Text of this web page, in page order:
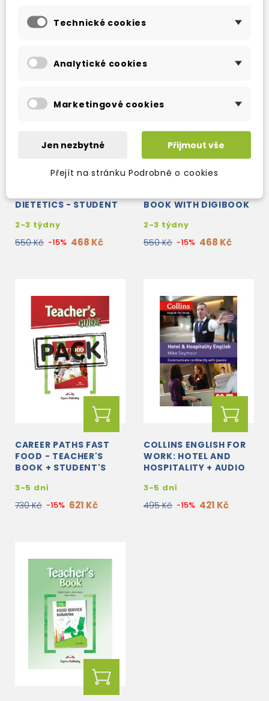
CAREER PATHS
DIETETICS - STUDENT
DIGIBOOK APP.
2-3 týdny
550 Kč -15% 468 Kč
BOOK WITH DIGIBOOK
2-3 týdny
550 Kč -15% 468 Kč
CAREER PATHS FAST
FOOD - TEACHER'S
BOOK + STUDENT'S
PLATFORM
APPLICATION WITH
3-5 dní
730 Kč -15% 621 Kč
COLLINS ENGLISH FOR
WORK: HOTEL AND
HOSPITALITY + AUDIO
3-5 dní
495 Kč -15% 421 Kč
Technické cookies
Analytické cookies
Marketingové cookies
Jen nezbytné Přijmout vše
Přejít na stránku Podrobně o cookies